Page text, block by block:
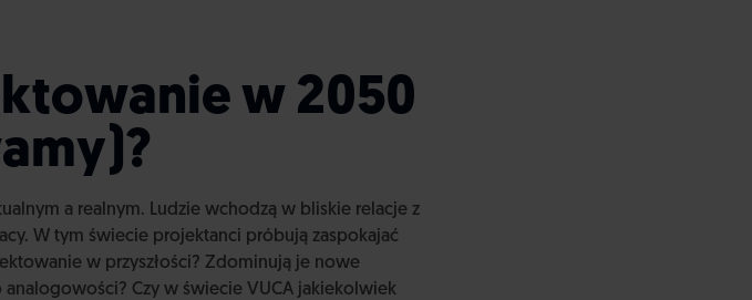
w 2050
a realnym. Ludzie wchodzą w bliskie relacje z
W tym świecie projektanci próbują zaspokajać
w przyszłości? Zdominują je nowe
Czy w świecie VUCA jakiekolwiek